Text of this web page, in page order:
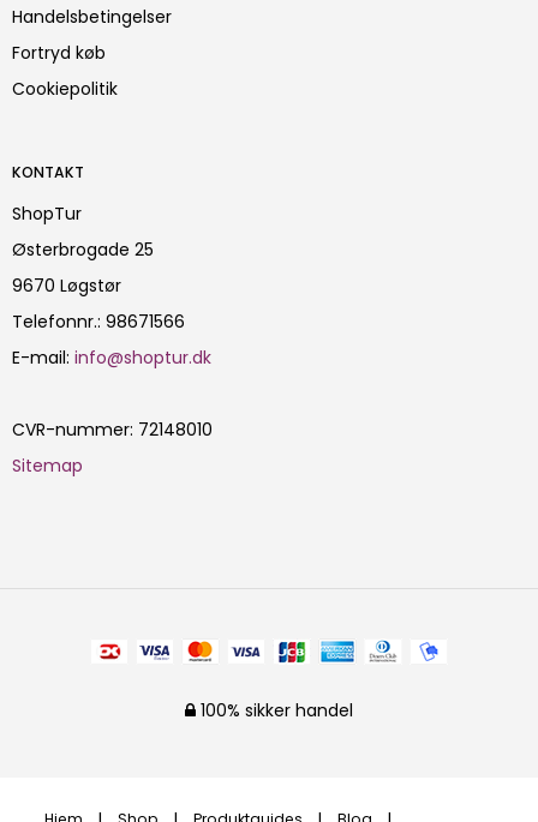
Handelsbetingelser
Fortryd køb
Cookiepolitik
KONTAKT
ShopTur
Østerbrogade 25
9670 Løgstør
Telefonnr.: 98671566
E-mail: info@shoptur.dk
CVR-nummer: 72148010
Sitemap
100% sikker handel